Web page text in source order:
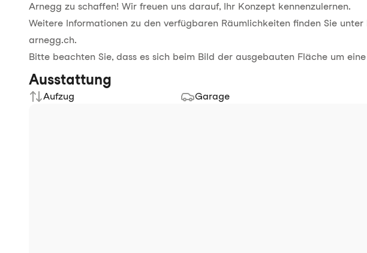
Arnegg zu schaffen! Wir freuen uns darauf, Ihr Konzept kennenzulernen.
Weitere Informationen zu den verfügbaren Räumlichkeiten finden Sie unter
arnegg.ch.
Bitte beachten Sie, dass es sich beim Bild der ausgebauten Fläche um
Ausstattung
Aufzug Garage